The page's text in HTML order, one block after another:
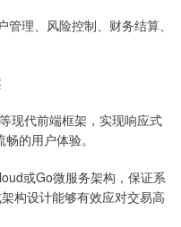
理、风险控制、财务结算、
现代前端框架，实现响应式
的用户体验。
或Go微服务架构，保证系
构设计能够有效应对交易高